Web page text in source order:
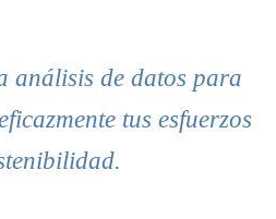
análisis de datos para
tus esfuerzos